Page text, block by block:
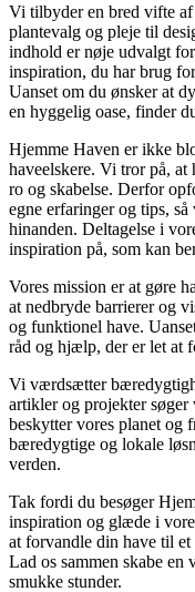
Vi tilbyder en bred vifte
plantevalg og pleje til
indhold er nøje udvalgt
inspiration, du har brug
Uanset om du ønsker at
en hyggelig oase, finder
Hjemme Haven er ikke
haveelskere. Vi tror på,
ro og skabelse. Derfor
egne erfaringer og tips,
hinanden. Deltagelse i
inspiration på, som kan
Vores mission er at gøre
at nedbryde barrierer og
og funktionel have.
råd og hjælp, der er let at
Vi værdsætter
artikler og projekter
beskytter vores planet og
bæredygtige og lokale
verden.
Tak fordi du besøger
inspiration og glæde i
at forvandle din have til
Lad os sammen skabe
smukke stunder.